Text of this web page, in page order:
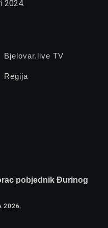
2024.
Bjelovar.live TV
Regija
pobjednik Đurinog
2026.